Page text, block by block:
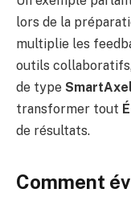
lors de la
multiplie les
outils
de type
transformer tout
de résultats.
Comment